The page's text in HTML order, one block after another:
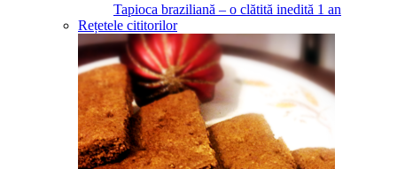
Tapioca braziliană – o clătită inedită 1 an
Rețetele cititorilor